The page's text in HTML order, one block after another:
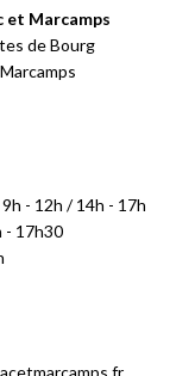
et Marcamps
de Bourg
- 12h / 14h - 17h
- 17h30